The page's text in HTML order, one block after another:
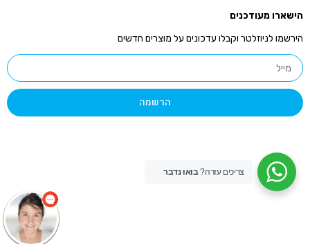
הישארו מעודכנים
הירשמו לניוזלטר וקבלו עדכונים על מוצרים חדשים
הרשמה
צריכים עזרה?בואו נדבר